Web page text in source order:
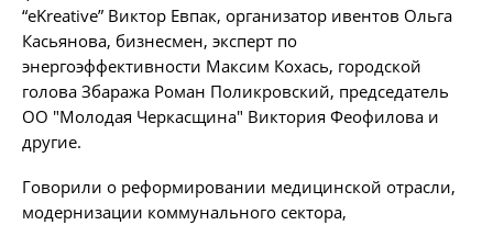
“eKreative” Виктор Евпак, организатор ивентов Ольга
Касьянова, бизнесмен, эксперт по
энергоэффективности Максим Кохась, городской
голова Збаража Роман Поликровский, председатель
ОО "Молодая Черкасщина" Виктория Феофилова и
другие.
Говорили о реформировании медицинской отрасли,
модернизации коммунального сектора,